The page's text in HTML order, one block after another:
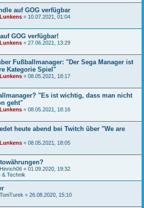
auf GOG verfügbar
Lunkens « 10.07.2021, 01:04
GOG verfügbar!
Lunkens « 27.06.2021, 13:29
Fußballmanager: "Der Sega Manager ist
Kategorie Spiel"
Lunkens « 08.05.2021, 18:17
"Es ist wichtig, dass man nicht
geht"
Lunkens « 08.05.2021, 18:16
heute abend bei Twitch über "We are
Lunkens « 08.05.2021, 18:05
Hinrich06 « 01.09.2020, 19:32
& Technik
ToniTurek « 26.08.2020, 15:10